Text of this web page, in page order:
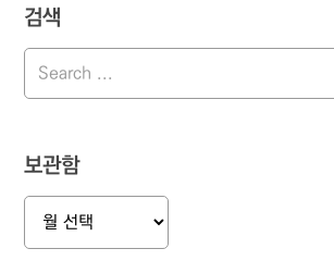
검색
보관함
보